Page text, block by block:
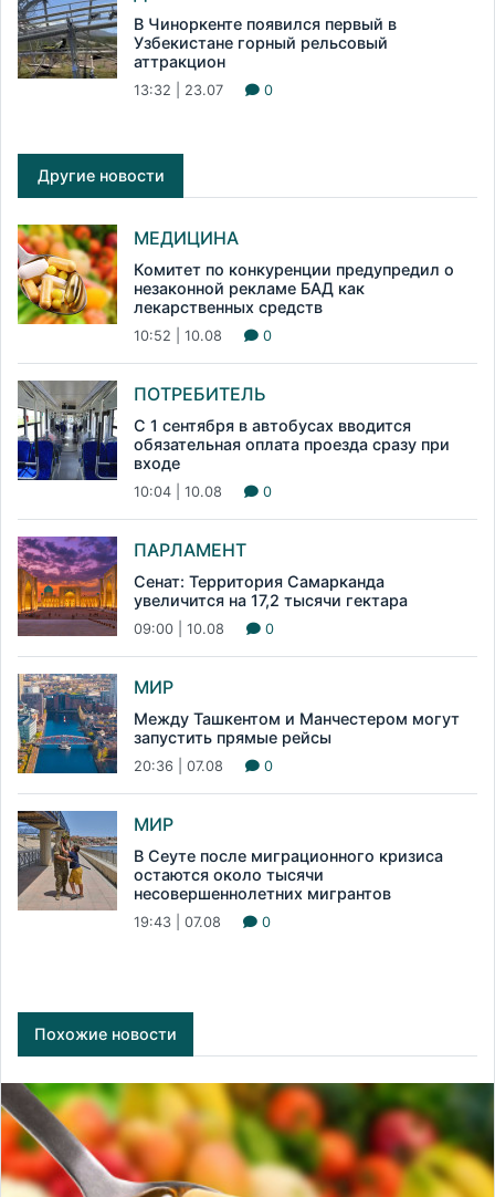
В Чиноркенте появился первый в
Узбекистане горный рельсовый
аттракцион
13:32 | 23.07 0
Другие новости
МЕДИЦИНА
Комитет по конкуренции предупредил о
незаконной рекламе БАД как
лекарственных средств
10:52 | 10.08 0
ПОТРЕБИТЕЛЬ
С 1 сентября в автобусах вводится
обязательная оплата проезда сразу при
входе
10:04 | 10.08 0
ПАРЛАМЕНТ
Сенат: Территория Самарканда
увеличится на 17,2 тысячи гектара
09:00 | 10.08 0
МИР
Между Ташкентом и Манчестером могут
запустить прямые рейсы
20:36 | 07.08 0
МИР
В Сеуте после миграционного кризиса
остаются около тысячи
несовершеннолетних мигрантов
19:43 | 07.08 0
Похожие новости